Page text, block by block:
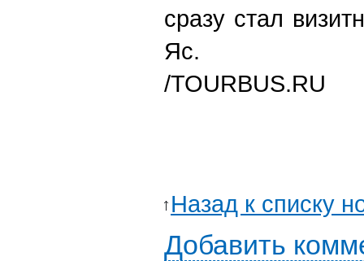
сразу стал
Яс.
/TOURBUS.RU
Назад к списку
Добавить